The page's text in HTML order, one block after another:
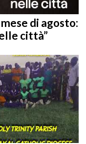
di agosto:
città”